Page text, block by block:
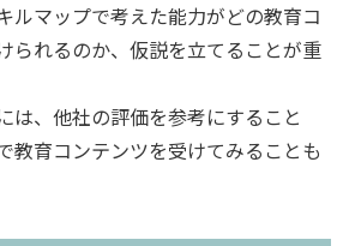
ルマップで考えた能力がどの教育コ
られるのか、仮説を立てることが重
は、他社の評価を参考にすること
教育コンテンツを受けてみることも